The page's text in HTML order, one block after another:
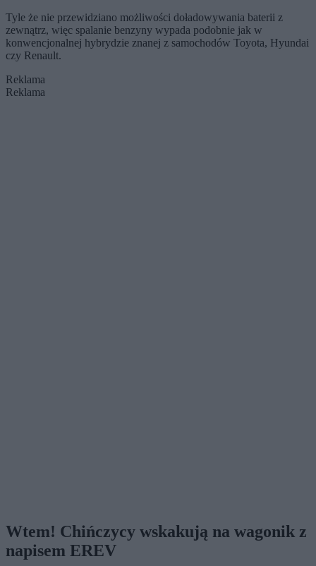
Tyle że nie przewidziano możliwości doładowywania baterii z
zewnątrz, więc spalanie benzyny wypada podobnie jak w
konwencjonalnej hybrydzie znanej z samochodów Toyota, Hyundai
czy Renault.
Reklama
Reklama
Wtem! Chińczycy wskakują na wagonik z
napisem EREV